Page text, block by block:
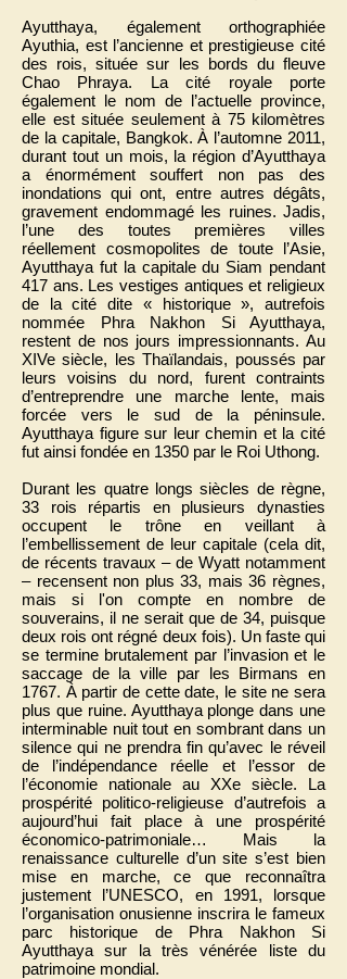
Ayutthaya, également orthographiée
Ayuthia, est l’ancienne et prestigieuse cité
des rois, située sur les bords du fleuve
Chao Phraya. La cité royale porte
également le nom de l’actuelle province,
elle est située seulement à 75 kilomètres
de la capitale, Bangkok. À l’automne 2011,
durant tout un mois, la région d’Ayutthaya
a énormément souffert non pas des
inondations qui ont, entre autres dégâts,
gravement endommagé les ruines. Jadis,
l’une des toutes premières villes
réellement cosmopolites de toute l’Asie,
Ayutthaya fut la capitale du Siam pendant
417 ans. Les vestiges antiques et religieux
de la cité dite « historique », autrefois
nommée Phra Nakhon Si Ayutthaya,
restent de nos jours impressionnants. Au
XIVe siècle, les Thaïlandais, poussés par
leurs voisins du nord, furent contraints
d’entreprendre une marche lente, mais
forcée vers le sud de la péninsule.
Ayutthaya figure sur leur chemin et la cité
fut ainsi fondée en 1350 par le Roi Uthong.
Durant les quatre longs siècles de règne,
33 rois répartis en plusieurs dynasties
occupent le trône en veillant à
l’embellissement de leur capitale (cela dit,
de récents travaux – de Wyatt notamment
– recensent non plus 33, mais 36 règnes,
mais si l'on compte en nombre de
souverains, il ne serait que de 34, puisque
deux rois ont régné deux fois). Un faste qui
se termine brutalement par l’invasion et le
saccage de la ville par les Birmans en
1767. À partir de cette date, le site ne sera
plus que ruine. Ayutthaya plonge dans une
interminable nuit tout en sombrant dans un
silence qui ne prendra fin qu’avec le réveil
de l’indépendance réelle et l’essor de
l’économie nationale au XXe siècle. La
prospérité politico-religieuse d’autrefois a
aujourd’hui fait place à une prospérité
économico-patrimoniale… Mais la
renaissance culturelle d’un site s’est bien
mise en marche, ce que reconnaîtra
justement l’UNESCO, en 1991, lorsque
l’organisation onusienne inscrira le fameux
parc historique de Phra Nakhon Si
Ayutthaya sur la très vénérée liste du
patrimoine mondial.